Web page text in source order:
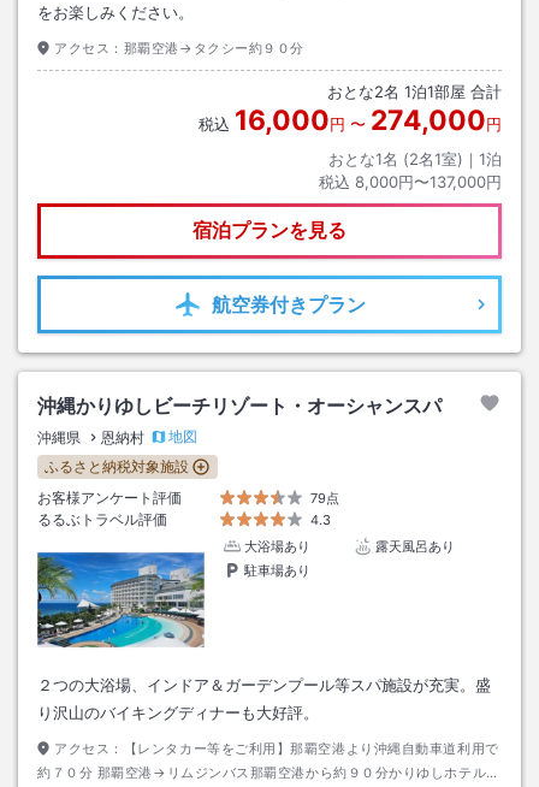
をお楽しみください。
アクセス： 那覇空港→タクシー約９０分
おとな2名 1泊1部屋 合計
税込 16,000円 〜 274,000円
おとな1名 (2名1室)｜ 1泊
税込 8,000円〜137,000円
宿泊プランを見る
航空券付きプラン
沖縄かりゆしビーチリゾート・オーシャンスパ
沖縄県 恩納村
地図
ふるさと納税対象施設
お客様アンケート評価
79点
るるぶトラベル評価
4.3
大浴場あり
露天風呂あり
駐車場あり
２つの大浴場、インドア＆ガーデンプール等スパ施設が充実。盛
り沢山のバイキングディナーも大好評。
アクセス：
【レンタカー等をご利用】那覇空港より沖縄自動車道利用で
約７０分 那覇空港→リムジンバス那覇空港から約９０分かりゆしホテル下